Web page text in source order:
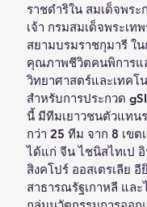
ราชดำริใน สมเด็จพระ
เจ้า กรมสมเด็จพระเท
สยามบรมราชกุมารี ใ
คุณภาพชีวิตคนพิการแ
วิทยาศาสตร์และเทคโ
สำหรับการประกวด
นี้ มีทีมเยาวชนตัวแทน
กว่า 25 ทีม จาก 8 เขต
ได้แก่ จีน ไชนิสไทเป
สิงคโปร์ ออสเตรเลีย อี
สาธารณรัฐเกาหลี แล